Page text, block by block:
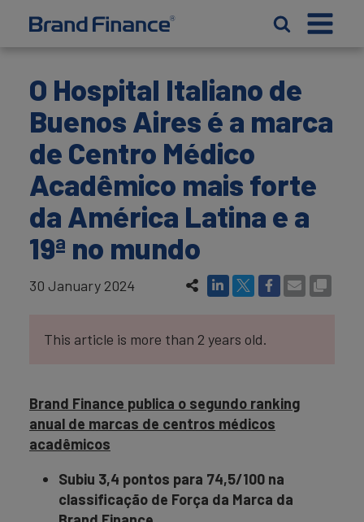
O Hospital Italiano de
Buenos Aires é a marca
de Centro Médico
Acadêmico mais forte
da América Latina e a
19ª no mundo
30 January 2024
This article is more than 2 years old.
Brand Finance publica o segundo ranking
anual de marcas de centros médicos
acadêmicos
Subiu 3,4 pontos para 74,5/100 na
classificação de Força da Marca da